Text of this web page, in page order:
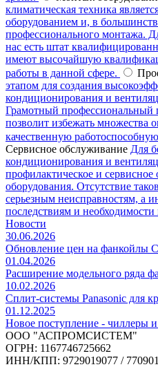
климатическая техника
оборудованием и, в
профессионального монтажа.
нас есть штат
имеют высочайшую
работы в данной сфере.
этапом для создания
кондиционирования и
Грамотный профессиональный
позволит избежать множества
качественную
Сервисное обслуживание Для
кондиционирования и
профилактическое и
оборудования. Отсутствие
серьезным неисправностям, а
последствиям и
Новости
30.06.2026
Обновление цен на фанкойлы
01.04.2026
Расширение модельного ряда
10.02.2026
Сплит-системы Panasonic для
01.12.2025
Новое поступление - чиллеры
ООО "АСПРОМСИСТЕМ"
ОГРН: 1167746725662
ИНН/КПП: 9729019077 /